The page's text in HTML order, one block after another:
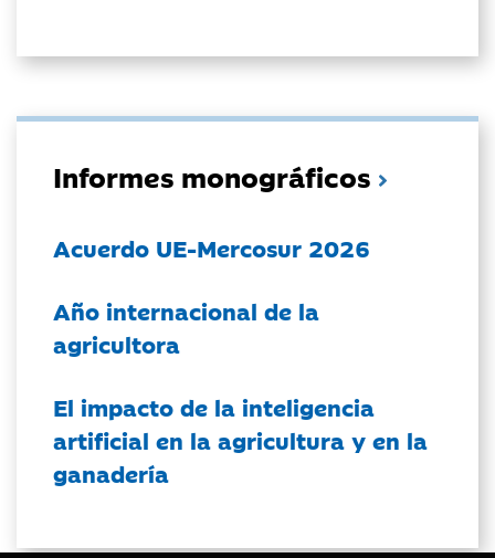
Informes monográficos
Acuerdo UE-Mercosur 2026
Año internacional de la
agricultora
El impacto de la inteligencia
artificial en la agricultura y en la
ganadería